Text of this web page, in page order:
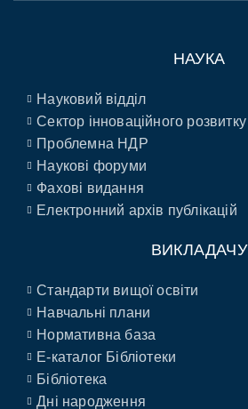
НАУКА
Науковий відділ
Сектор інноваційного розвитку
Проблемна НДР
Наукові форуми
Фахові видання
Електронний архів публікацій
ВИКЛАДАЧУ
Стандарти вищої освіти
Навчальні плани
Нормативна база
E-каталог Бібліотеки
Бібліотека
Дні народження